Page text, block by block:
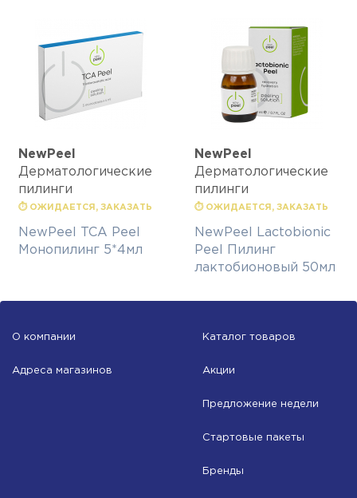
NewPeel
Дерматологические
пилинги
⏱ ОЖИДАЕТСЯ, ЗАКАЗАТЬ
NewPeel TCA Peel
Монопилинг 5*4мл
NewPeel
Дерматологические
пилинги
⏱ ОЖИДАЕТСЯ, ЗАКАЗАТЬ
NewPeel Lactobionic
Peel Пилинг
лактобионовый 50мл
О компании
Адреса магазинов
Каталог товаров
Акции
Предложение недели
Стартовые пакеты
Бренды